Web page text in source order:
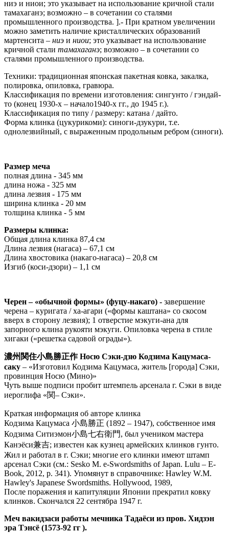
ниэ и ниои; это указывает на использование кричной стали
тамахаганэ; возможно – в сочетании со сталями
промышленного производства. ].- При кратном увеличении
можно заметить наличие кристаллических образований
мартенсита – ниэ и ниои; это указывает на использование
кричной стали тамахаганэ; возможно – в сочетании со
сталями промышленного производства.
Техники: традиционная японская пакетная ковка, закалка,
полировка, опиловка, гравюра.
Классификация по времени изготовления: сингунто / гэндай-
то (конец 1930-х – начало1940-х гг., до 1945 г.).
Классификация по типу / размеру: катана / дайто.
Форма клинка (цукурикоми): синоги-дзукури, т.е.
однолезвийный, с выраженным продольным ребром (синоги).
Размер меча
полная длина - 345 мм
длина ножа - 325 мм
длина лезвия - 175 мм
ширина клинка - 20 мм
толщина клинка - 5 мм
Размеры клинка:
Общая длина клинка 87,4 см
Длина лезвия (нагаса) – 67,1 см
Длина хвостовика (накаго-нагаса) – 20,8 см
Изгиб (коси-дзори) – 1,1 см
Черен – «обычной формы» (фуцу-накаго) - завершение
черена – куригата / ха-агари («формы каштана» со скосом
вверх в сторону лезвия); 1 отверстие мэкуги-ана для
запорного клина рукояти мэкуги. Опиловка черена в стиле
хигаки («решетка садовой ограды»).
濃州関住小島勝正作 Носю Сэки-дзю Кодзима Кацумаса-
саку – «Изготовил Кодзима Кацумаса, житель [города] Сэки,
провинция Носю (Мино)»
Чуть выше подписи пробит штемпель арсенала г. Сэки в виде
иероглифа «関– Сэки».
Краткая информация об авторе клинка
Кодзима Кацумаса 小島勝正 (1892 – 1947), собственное имя
Кодзима Ситиэмон小島七右衛門, был учеником мастера
Канэёси兼吉; известен как кузнец армейских клинков гунто.
Жил и работал в г. Сэки; многие его клинки имеют штамп
арсенал Сэки (см.: Sesko M. e-Swordsmiths of Japan. Lulu – E-
Book, 2012, р. 341). Упомянут в справочнике: Hawley W.M.
Hawley's Japanese Swordsmiths. Hollywood, 1989,
После поражения и капитуляции Японии прекратил ковку
клинков. Скончался 22 сентябра 1947 г.
Меч вакидзаси работы мечника Тадаёси из пров. Хидзэн
эра Тэнсё (1573-92 гг ).